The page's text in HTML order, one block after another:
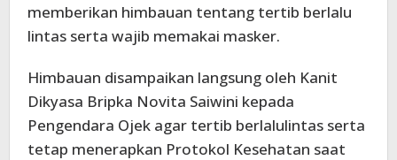
memberikan himbauan tentang tertib berlalu
lintas serta wajib memakai masker.
Himbauan disampaikan langsung oleh Kanit
Dikyasa Bripka Novita Saiwini kepada
Pengendara Ojek agar tertib berlalulintas serta
tetap menerapkan Protokol Kesehatan saat